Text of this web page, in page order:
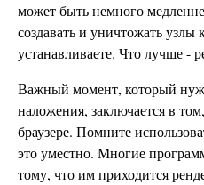
может быть немного
создавать и уничтожать узлы
устанавливаете. Что лучше -
Важный момент, который
наложения, заключается в
браузере. Помните
это уместно. Многие
тому, что им приходится